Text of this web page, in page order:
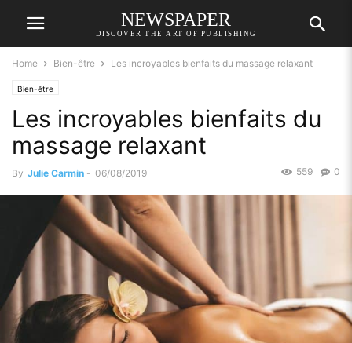
NEWSPAPER
DISCOVER THE ART OF PUBLISHING
Home Bien-être Les incroyables bienfaits du massage relaxant
Bien-être
Les incroyables bienfaits du
massage relaxant
By Julie Carmin - 06/08/2019 0
559